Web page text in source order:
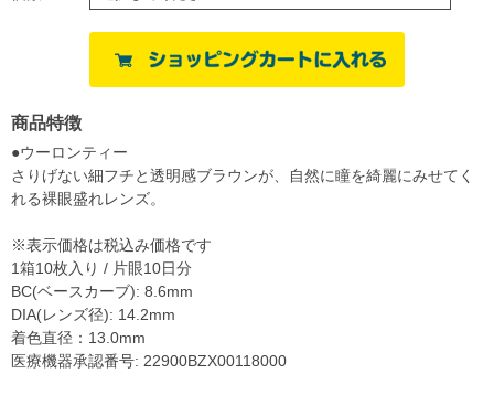
商品特徴
●ウーロンティー
さりげない細フチと透明感ブラウンが、自然に瞳を綺麗にみせてく
れる裸眼盛れレンズ。
※表示価格は税込み価格です
1箱10枚入り / 片眼10日分
BC(ベースカーブ): 8.6mm
DIA(レンズ径): 14.2mm
着色直径：13.0mm
医療機器承認番号: 22900BZX00118000